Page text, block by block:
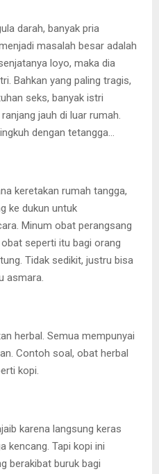
darah, banyak pria
masalah besar adalah
loyo, maka dia
Bahkan yang paling tragis,
seks, banyak istri
jauh di luar rumah.
dengan tetangga…
keretakan rumah tangga,
ke dukun untuk
Minum obat perangsang
seperti itu bagi orang
Tidak sedikit, justru bisa
asmara.
herbal. Semua mempunyai
Contoh soal, obat herbal
kopi.
karena langsung keras
kencang. Tapi kopi ini
berakibat buruk bagi